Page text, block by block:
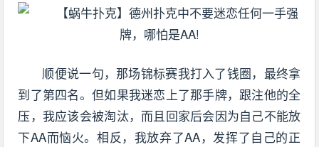
顺便说一句，那场锦标赛我打入了钱圈，最终拿
到了第四名。但如果我迷恋上了那手牌，跟注他的全
压，我应该会被淘汰，而且回家后会因为自己不能放
下AA而恼火。相反，我放弃了AA，发挥了自己的正